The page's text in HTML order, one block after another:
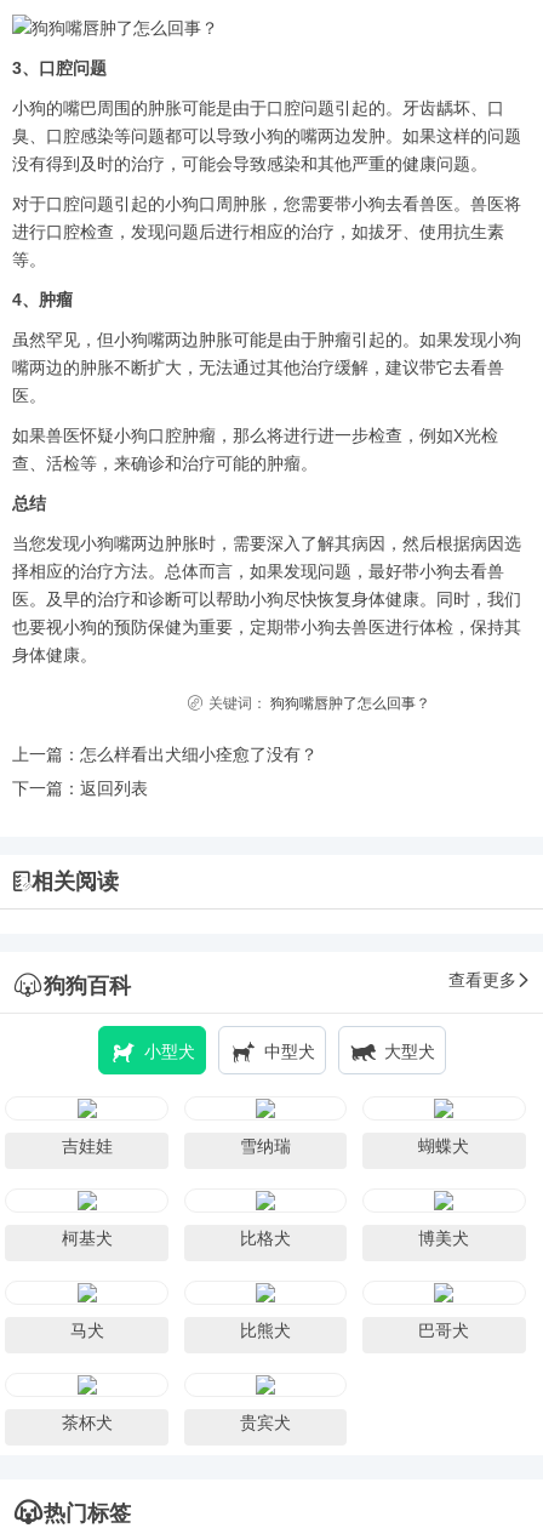
3、口腔问题
小狗的嘴巴周围的肿胀可能是由于口腔问题引起的。牙齿龋坏、口
臭、口腔感染等问题都可以导致小狗的嘴两边发肿。如果这样的问题
没有得到及时的治疗，可能会导致感染和其他严重的健康问题。
对于口腔问题引起的小狗口周肿胀，您需要带小狗去看兽医。兽医将
进行口腔检查，发现问题后进行相应的治疗，如拔牙、使用抗生素
等。
4、肿瘤
虽然罕见，但小狗嘴两边肿胀可能是由于肿瘤引起的。如果发现小狗
嘴两边的肿胀不断扩大，无法通过其他治疗缓解，建议带它去看兽
医。
如果兽医怀疑小狗口腔肿瘤，那么将进行进一步检查，例如X光检
查、活检等，来确诊和治疗可能的肿瘤。
总结
当您发现小狗嘴两边肿胀时，需要深入了解其病因，然后根据病因选
择相应的治疗方法。总体而言，如果发现问题，最好带小狗去看兽
医。及早的治疗和诊断可以帮助小狗尽快恢复身体健康。同时，我们
也要视小狗的预防保健为重要，定期带小狗去兽医进行体检，保持其
身体健康。
关键词： 狗狗嘴唇肿了怎么回事？
上一篇： 怎么样看出犬细小痊愈了没有？
下一篇： 返回列表
相关阅读
狗狗百科 查看更多
小型犬 中型犬 大型犬
吉娃娃 雪纳瑞 蝴蝶犬
柯基犬 比格犬 博美犬
马犬 比熊犬 巴哥犬
茶杯犬 贵宾犬
热门标签